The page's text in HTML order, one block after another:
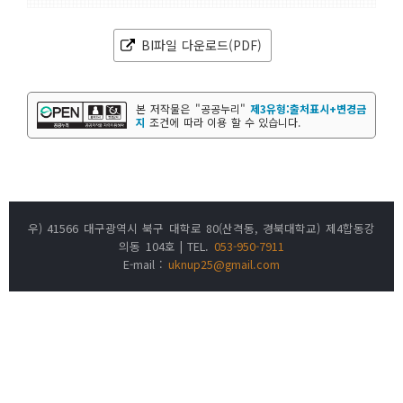
BI파일 다운로드(PDF)
본 저작물은 "공공누리" 제3유형:출처표시+변경금
지 조건에 따라 이용 할 수 있습니다.
우) 41566 대구광역시 북구 대학로 80(산격동, 경북대학교) 제4합동강
의동 104호 | TEL. 053-950-7911
E-mail : uknup25@gmail.com